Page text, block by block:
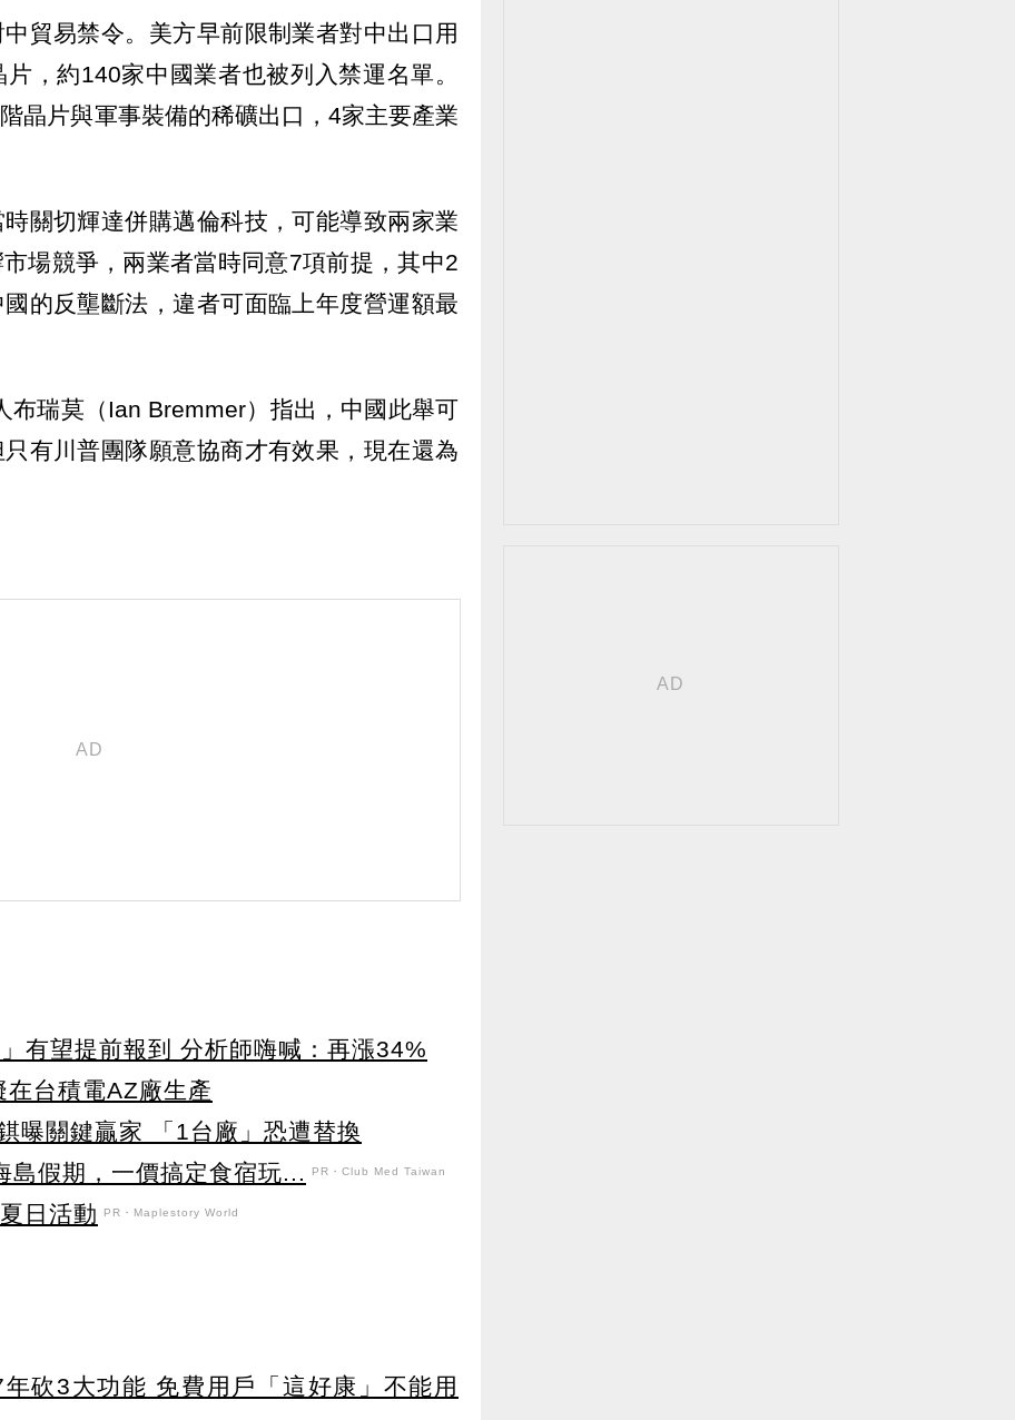
貿易禁令。美方早前限制業者對中出口用
，約140家中國業者也被列入禁運名單。
晶片與軍事裝備的稀礦出口，4家主要產業
關切輝達併購邁倫科技，可能導致兩家業
場競爭，兩業者當時同意7項前提，其中2
的反壟斷法，違者可面臨上年度營運額最
布瑞莫（Ian Bremmer）指出，中國此舉可
有川普團隊願意協商才有效果，現在還為
有望提前報到 分析師嗨喊：再漲34%
台積電AZ廠生產
曝關鍵贏家 「1台廠」恐遭替換
假期，一價搞定食宿玩...
PR・Club Med Taiwan
日活動 PR・Maplestory World
砍3大功能 免費用戶「這好康」不能用